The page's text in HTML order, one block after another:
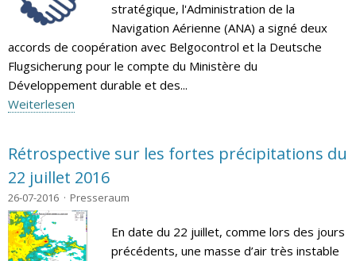
stratégique, l'Administration de la
Navigation Aérienne (ANA) a signé deux
accords de coopération avec Belgocontrol et la Deutsche
Flugsicherung pour le compte du Ministère du
Développement durable et des...
Weiterlesen
Rétrospective sur les fortes précipitations du
22 juillet 2016
26-07-2016 Presseraum
En date du 22 juillet, comme lors des jours
précédents, une masse d’air très instable